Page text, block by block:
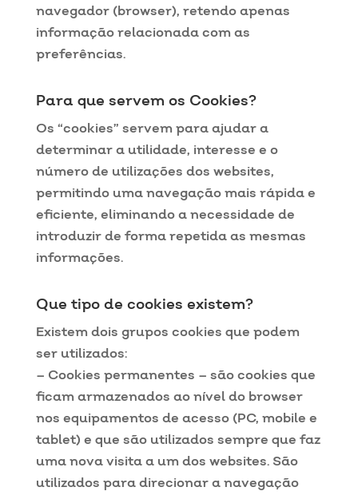
navegador (browser), retendo apenas
informação relacionada com as
preferências.
Para que servem os Cookies?
Os “cookies” servem para ajudar a
determinar a utilidade, interesse e o
número de utilizações dos websites,
permitindo uma navegação mais rápida e
eficiente, eliminando a necessidade de
introduzir de forma repetida as mesmas
informações.
Que tipo de cookies existem?
Existem dois grupos cookies que podem
ser utilizados:
– Cookies permanentes – são cookies que
ficam armazenados ao nível do browser
nos equipamentos de acesso (PC, mobile e
tablet) e que são utilizados sempre que faz
uma nova visita a um dos websites. São
utilizados para direcionar a navegação